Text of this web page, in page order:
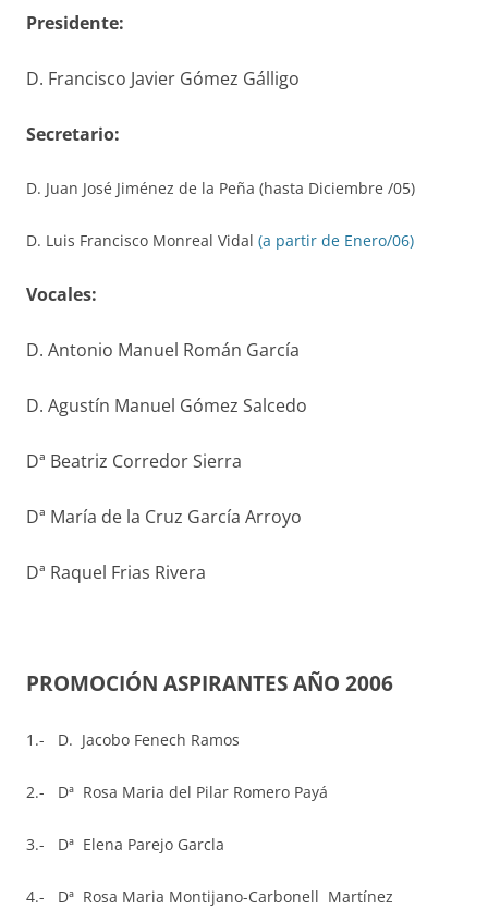
Presidente:
D. Francisco Javier Gómez Gálligo
Secretario:
D. Juan José Jiménez de la Peña (hasta Diciembre /05)
D. Luis Francisco Monreal Vidal (a partir de Enero/06)
Vocales:
D. Antonio Manuel Román García
D. Agustín Manuel Gómez Salcedo
Dª Beatriz Corredor Sierra
Dª María de la Cruz García Arroyo
Dª Raquel Frias Rivera
PROMOCIÓN ASPIRANTES AÑO 2006
1.- D. Jacobo Fenech Ramos
2.- Dª Rosa Maria del Pilar Romero Payá
3.- Dª Elena Parejo Garcla
4.- Dª Rosa Maria Montijano-Carbonell Martínez